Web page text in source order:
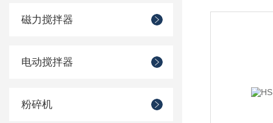
磁力搅拌器
电动搅拌器
粉碎机